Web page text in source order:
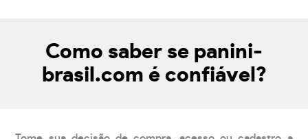
Como saber se panini-
brasil.com é confiável?